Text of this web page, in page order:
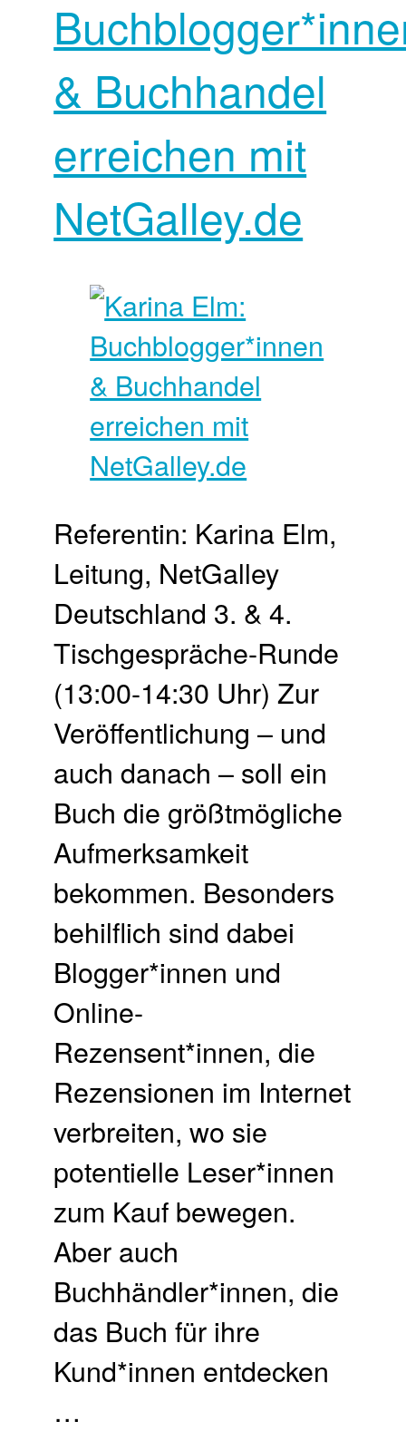
& Buchhandel
erreichen mit
NetGalley.de
Referentin: Karina Elm,
Leitung, NetGalley
Deutschland 3. & 4.
Tischgespräche-Runde
(13:00-14:30 Uhr) Zur
Veröffentlichung – und
auch danach – soll ein
Buch die größtmögliche
Aufmerksamkeit
bekommen. Besonders
behilflich sind dabei
Blogger*innen und
Online-
Rezensent*innen, die
Rezensionen im Internet
verbreiten, wo sie
potentielle Leser*innen
zum Kauf bewegen.
Aber auch
Buchhändler*innen, die
das Buch für ihre
Kund*innen entdecken
…